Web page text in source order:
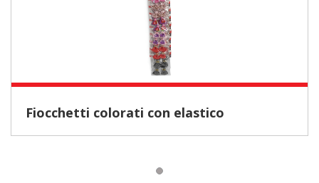
Fiocchetti colorati con elastico